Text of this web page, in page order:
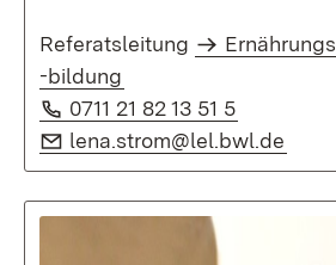
Referatsleitung
-bildung
Telefon:
0711 21 82 13 51 5
E-Mail:
lena.strom@lel.bwl.de